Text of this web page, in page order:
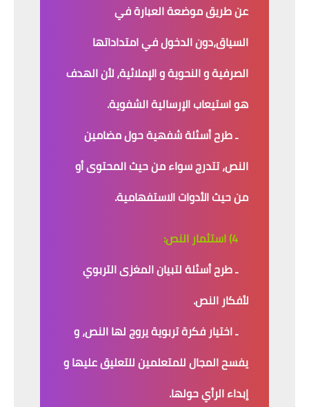
عن طريق موضعة العبارة في
السياق،دون الدخول في امتداداتها
الصرفية و النحوية و الإملائية، لأن الهدف
هو استيعاب الإرسالية الشفوية.
ـ طرح أسئلة شفهية حول مضامين
النص، تتدرج سواء من حيث المحتوى أو
من حيث الأدوات الاستفهامية.
4) استثمار النص:
ـ طرح أسئلة لتبيان المغزى التربوي
لأفكار النص.
ـ اختيار فكرة تربوية يروج لها النص، و
يفسح المجال للمتعلمين للتعليق عليها و
إبداء الرأي حولها.